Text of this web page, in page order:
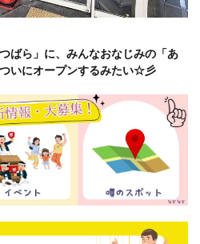
ばら」に、みんなおなじみの「あ
いにオープンするみたい☆彡